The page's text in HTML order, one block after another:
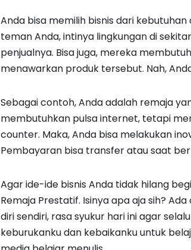
Anda bisa memilih bisnis dari
teman Anda, intinya lingkungan di
penjualnya. Bisa juga, mereka
menawarkan produk tersebut. Nah,
Sebagai contoh, Anda adalah remaja
membutuhkan pulsa internet, tetapi
counter. Maka, Anda bisa melakukan
Pembayaran bisa transfer atau saat
Agar ide-ide bisnis Anda tidak hilang
Remaja Prestatif. Isinya apa aja sih?
diri sendiri, rasa syukur hari ini agar
keburukanku dan kebaikanku untuk